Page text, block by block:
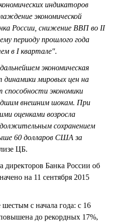
индикаторов
экономической
России, снижение ВВП во II
периоду прошлого года
в I квартале".
экономическая
динамики мировых цен на
экономики
внешним шокам. При
оценками возросла
сохранением
60 долларов США за
ЦБ.
директоров Банка России об
на 11 сентября 2015
с начала года: с 16
до рекордных 17%,